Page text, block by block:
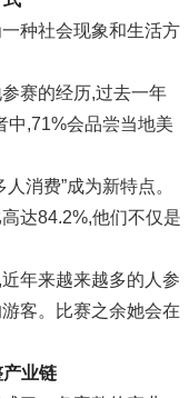
种社会现象和生活方
赛的经历,过去一年
中,71%会品尝当地美
消费”成为新特点。
达84.2%,他们不仅是
年来越来越多的人参
客。比赛之余她会在
业链